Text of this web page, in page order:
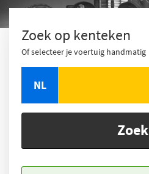
Zoek op kenteken
Of selecteer je voertuig handmatig
NL
Zoek